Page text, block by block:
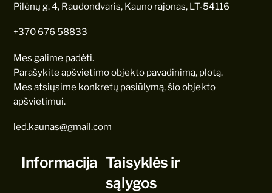
Pilėnų g. 4, Raudondvaris, Kauno rajonas, LT-54116
+370 676 58833
Mes galime padėti.
Parašykite apšvietimo objekto pavadinimą, plotą.
Mes atsiųsime konkretų pasiūlymą, šio objekto
apšvietimui.
led.kaunas@gmail.com
Informacija Taisyklės ir
sąlygos